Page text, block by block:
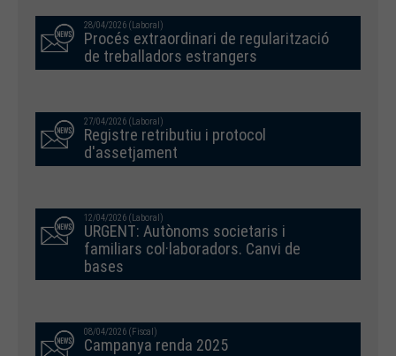
28/04/2026 (Laboral)
Procés extraordinari de regularització
de treballadors estrangers
27/04/2026 (Laboral)
Registre retributiu i protocol
d'assetjament
12/04/2026 (Laboral)
URGENT: Autònoms societaris i
familiars col·laboradors. Canvi de
bases
08/04/2026 (Fiscal)
Campanya renda 2025